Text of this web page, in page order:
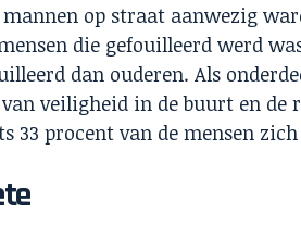
op straat aanwezig
die gefouilleerd werd
dan ouderen. Als
veiligheid in de buurt en
33 procent van de mensen